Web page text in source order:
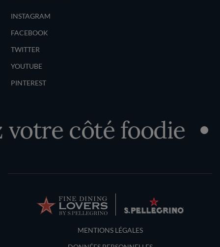
INSTAGRAM
FACEBOOK
TWITTER
YOUTUBE
PINTEREST
côté foodie
Terms and Conditions
MENTIONS LÉGALES